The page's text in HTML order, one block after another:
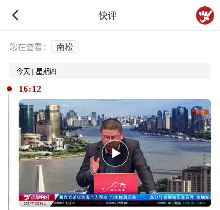
快评
下拉刷新
您在查看： 南松
今天 | 星期四
16:12